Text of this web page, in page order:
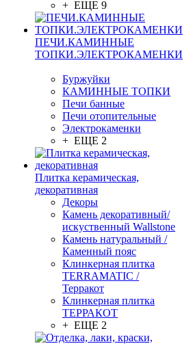
+ ЕЩЕ 9
ПЕЧИ.КАМИННЫЕ
ТОПКИ.ЭЛЕКТРОКАМЕНКИ
Буржуйки
КАМИННЫЕ ТОПКИ
Печи банные
Печи отопительные
Электрокаменки
+ ЕЩЕ 2
Плитка керамическая,
декоративная
Декоры
Камень декоративный/
искуственный Wallstone
Камень натуральный /
Каменный пояс
Клинкерная плитка
TERRAMATIC /
Терракот
Клинкерная плитка
ТЕРРАКОТ
+ ЕЩЕ 2